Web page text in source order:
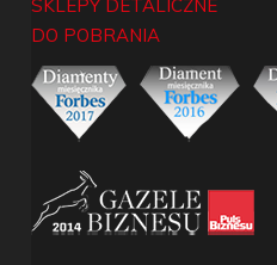
SKLEPY DETALICZNE
DO POBRANIA